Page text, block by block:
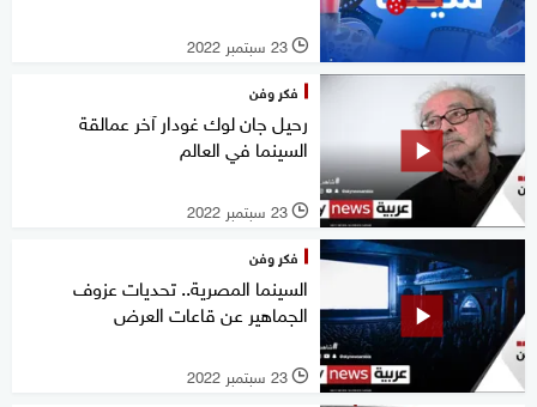
l 23 سبتمبر 2022
فكر وفن
رحيل جان لوك غودار آخر عمالقة
السينما في العالم
l 23 سبتمبر 2022
فكر وفن
السينما المصرية.. تحديات عزوف
الجماهير عن قاعات العرض
l 23 سبتمبر 2022